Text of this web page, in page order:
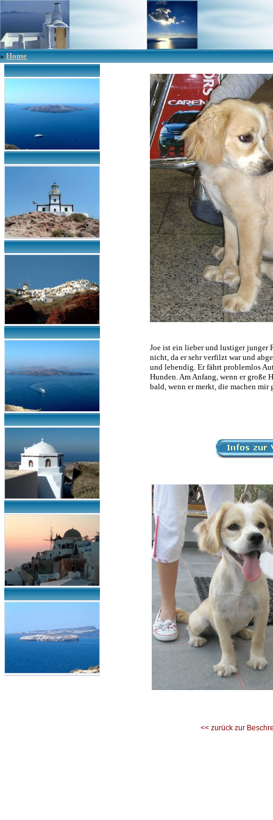
»Home
Joe ist ein lieber und lustiger junger
nicht, da er sehr verfilzt war und
und lebendig. Er fährt problemlos
Hunden. Am Anfang, wenn er große
bald, wenn er merkt, die machen mir
<< zurück zur